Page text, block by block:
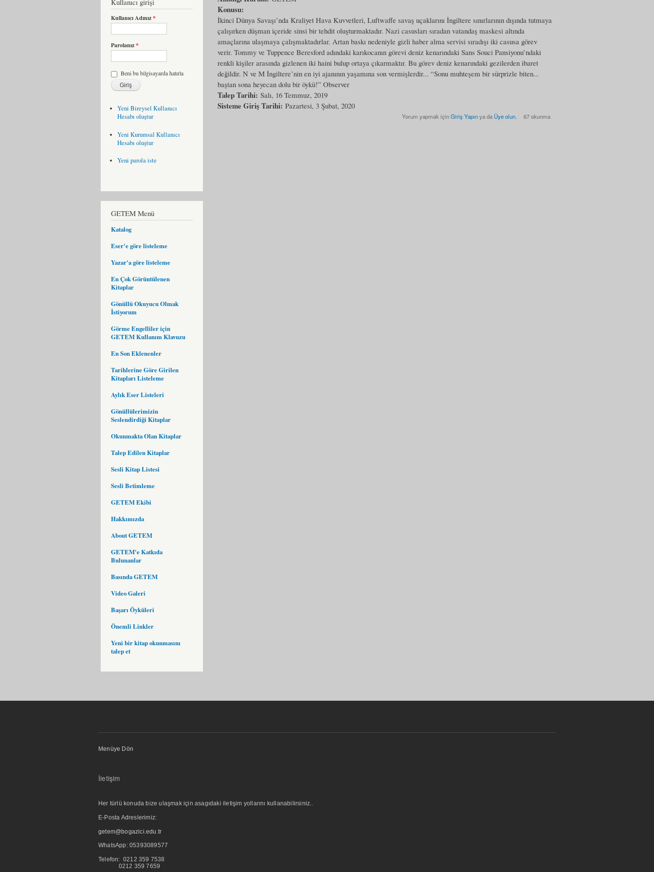
Kullanıcı Adınız*
Parolanız*
Beni bu bilgisayarda hatırla
Yeni Bireysel Kullanıcı
Hesabı oluştur
Yeni Kurumsal Kullanıcı
Hesabı oluştur
Yeni parola iste
GETEM Menü
Katalog
Eser'e göre listeleme
Yazar'a göre listeleme
En Çok Görüntülenen
Kitaplar
Gönüllü Okuyucu Olmak
İstiyorum
Görme Engelliler için
GETEM Kullanım Klavuzu
En Son Eklenenler
Tarihlerine Göre Girilen
Kitapları Listeleme
Aylık Eser Listeleri
Gönüllülerimizin
Seslendirdiği Kitaplar
Okunmakta Olan Kitaplar
Talep Edilen Kitaplar
Sesli Kitap Listesi
Sesli Betimleme
GETEM Ekibi
Hakkımızda
About GETEM
GETEM'e Katkıda
Bulunanlar
Basında GETEM
Video Galeri
Başarı Öyküleri
Önemli Linkler
Yeni bir kitap okunmasını
talep et
Konusu:
İkinci Dünya Savaşı’nda Kraliyet Hava Kuvvetleri, Luftwaffe savaş uçaklarını İngiltere sınırlarının dışında tutmaya
çalışırken düşman içeride sinsi bir tehdit oluşturmaktadır. Nazi casusları sıradan vatandaş maskesi altında
amaçlarına ulaşmaya çalışmaktadırlar. Artan baskı nedeniyle gizli haber alma servisi sıradışı iki casusa görev
verir. Tommy ve Tuppence Beresford adındaki karıkocanın görevi deniz kenarındaki Sans Souci Pansiyonu’ndaki
renkli kişiler arasında gizlenen iki haini bulup ortaya çıkarmaktır. Bu görev deniz kenarındaki gezilerden ibaret
değildir. N ve M İngiltere’nin en iyi ajanının yaşamına son vermişlerdir... “Sonu muhteşem bir sürprizle biten...
baştan sona heyecan dolu bir öykü!” Observer
Talep Tarihi: Salı, 16 Temmuz, 2019
Sisteme Giriş Tarihi: Pazartesi, 3 Şubat, 2020
Yorum yapmak içinGiriş Yapınya da Üye olun. 67 okunma
Menüye Dön
İletişim
Her türlü konuda bize ulaşmak için asagıdaki iletişim yollarını kullanabilirsiniz..
E-Posta Adreslerimiz:
getem@bogazici.edu.tr
WhatsApp: 05393089577
Telefon: 0212 359 7538
0212 359 7659